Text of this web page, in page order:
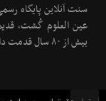
سنت آنلاین پایگاه
عین العلوم گُشت,
بیش از ۸۰ سال قدمت دارد.